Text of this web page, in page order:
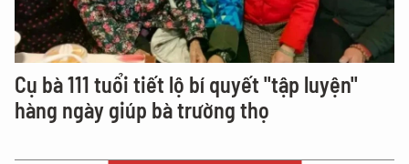
Cụ bà 111 tuổi tiết lộ bí quyết "tập luyện"
hàng ngày giúp bà trường thọ